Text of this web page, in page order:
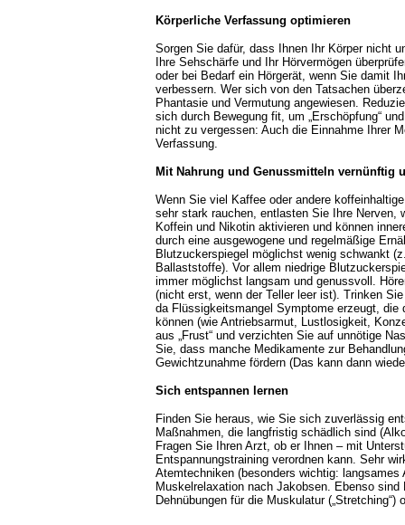
Körperliche Verfassung optimieren
Sorgen Sie dafür, dass Ihnen Ihr Körper nicht
Ihre Sehschärfe und Ihr Hörvermögen
oder bei Bedarf ein Hörgerät, wenn Sie damit
verbessern. Wer sich von den Tatsachen
Phantasie und Vermutung angewiesen.
sich durch Bewegung fit, um „Erschöpfung“
nicht zu vergessen: Auch die Einnahme Ihrer
Verfassung.
Mit Nahrung und Genussmitteln vernünftig
Wenn Sie viel Kaffee oder andere
sehr stark rauchen, entlasten Sie Ihre Nerven,
Koffein und Nikotin aktivieren und können
durch eine ausgewogene und regelmäßige
Blutzuckerspiegel möglichst wenig schwankt
Ballaststoffe). Vor allem niedrige
immer möglichst langsam und genussvoll.
(nicht erst, wenn der Teller leer ist). Trinken
da Flüssigkeitsmangel Symptome erzeugt, die
können (wie Antriebsarmut, Lustlosigkeit,
aus „Frust“ und verzichten Sie auf unnötige
Sie, dass manche Medikamente zur
Gewichtzunahme fördern (Das kann dann
Sich entspannen lernen
Finden Sie heraus, wie Sie sich zuverlässig
Maßnahmen, die langfristig schädlich sind
Fragen Sie Ihren Arzt, ob er Ihnen – mit
Entspannungstraining verordnen kann. Sehr
Atemtechniken (besonders wichtig: langsames
Muskelrelaxation nach Jakobsen. Ebenso sind
Dehnübungen für die Muskulatur